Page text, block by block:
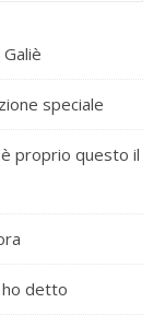
speciale
proprio questo il
ho detto